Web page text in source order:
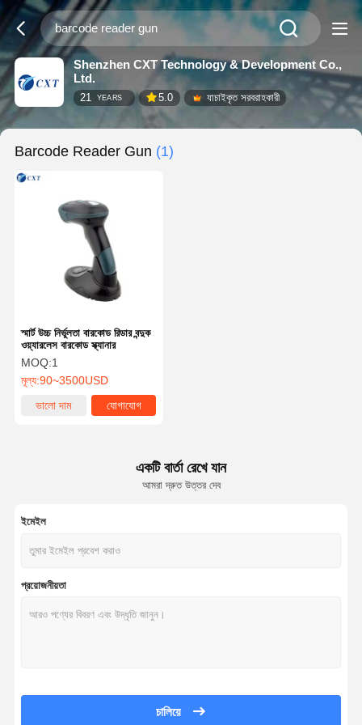
Shenzhen CXT Technology & Development Co.,
Ltd.
21 YEARS 5.0 যাচাইকৃত সরবরাহকারী
Barcode Reader Gun (1)
স্মার্ট উচ্চ নির্ভুলতা বারকোড রিডার বন্দুক
ওয়্যারলেস বারকোড স্ক্যানার
MOQ:1
মূল্য:90~3500USD
ভালো দাম
যোগাযোগ
একটি বার্তা রেখে যান
আমরা দ্রুত উত্তর দেব
ইমেইল
প্রয়োজনীয়তা
চালিয়ে